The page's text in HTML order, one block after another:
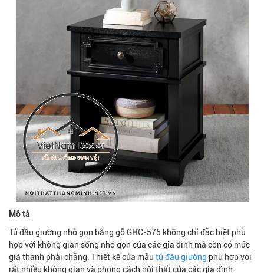
Mô tả
Tủ đầu giường nhỏ gọn bằng gỗ GHC-575 không chỉ đặc biệt phù
hợp với không gian sống nhỏ gọn của các gia đình mà còn có mức
giá thành phải chăng. Thiết kế của mẫu tủ đầu giường phù hợp với
rất nhiều không gian và phong cách nội thất của các gia đình.